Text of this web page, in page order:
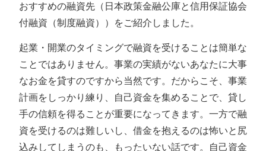
おすすめの融資先（日本政策金融公庫と信用保証協会
付融資（制度融資））をご紹介しました。
起業・開業のタイミングで融資を受けることは簡単な
ことではありません。事業の実績がないあなたに大事
なお金を貸すのですから当然です。だからこそ、事業
計画をしっかり練り、自己資金を集めることで、貸し
手の信頼を得ることが重要になってきます。一方で融
資を受けるのは難しいし、借金を抱えるのは怖いと尻
込みしてしまうのも、もったいない話です。自己資金